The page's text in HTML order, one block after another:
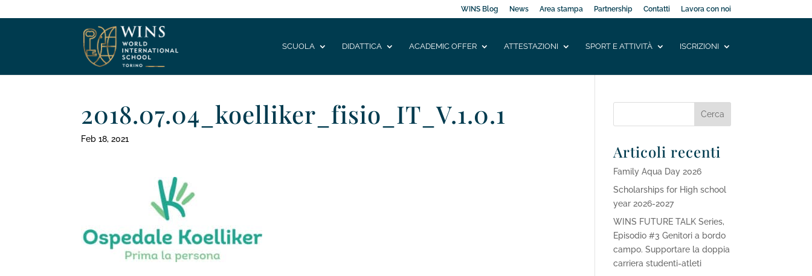
WINS Blog News Area stampa Partnership Contatti Lavora con noi
SCUOLA DIDATTICA ACADEMIC OFFER ATTESTAZIONI SPORT E ATTIVITÀ ISCRIZIONI
2018.07.04_koelliker_fisio_IT_V.1.0.1
Feb 18, 2021
Articoli recenti
Family Aqua Day 2026
Scholarships for High school
year 2026-2027
WINS FUTURE TALK Series,
Episodio #3 Genitori a bordo
campo. Supportare la doppia
carriera studenti-atleti